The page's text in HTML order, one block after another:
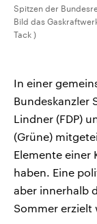
Spitzen der
Bild das
Tack )
In einer
Bundeskanzler
Lindner (FDP)
(Grüne)
Elemente einer
haben. Eine
aber innerhalb
Sommer erzielt